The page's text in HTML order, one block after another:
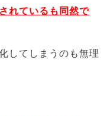
れているも同然で
してしまうのも無理